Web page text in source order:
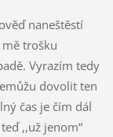
naneštěstí
mě trošku
Vyrazím tedy
dovolit ten
čas je čím dál
,,už jenom“